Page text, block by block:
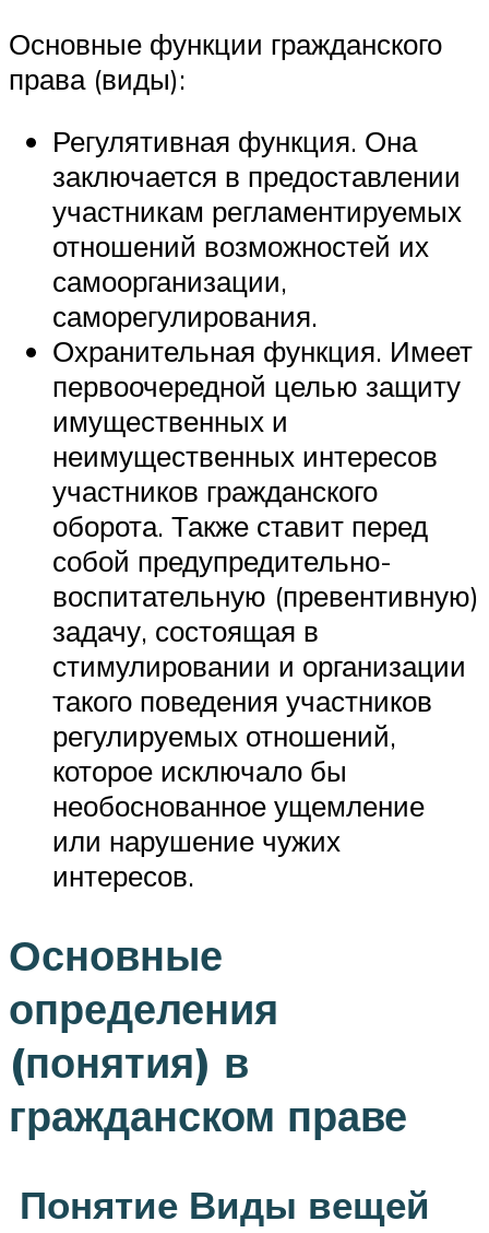
Основные функции гражданского
права (виды):
Регулятивная функция. Она
заключается в предоставлении
участникам регламентируемых
отношений возможностей их
самоорганизации,
саморегулирования.
Охранительная функция. Имеет
первоочередной целью защиту
имущественных и
неимущественных интересов
участников гражданского
оборота. Также ставит перед
собой предупредительно-
воспитательную (превентивную)
задачу, состоящая в
стимулировании и организации
такого поведения участников
регулируемых отношений,
которое исключало бы
необоснованное ущемление
или нарушение чужих
интересов.
Основные
определения
(понятия) в
гражданском праве
Понятие Виды вещей